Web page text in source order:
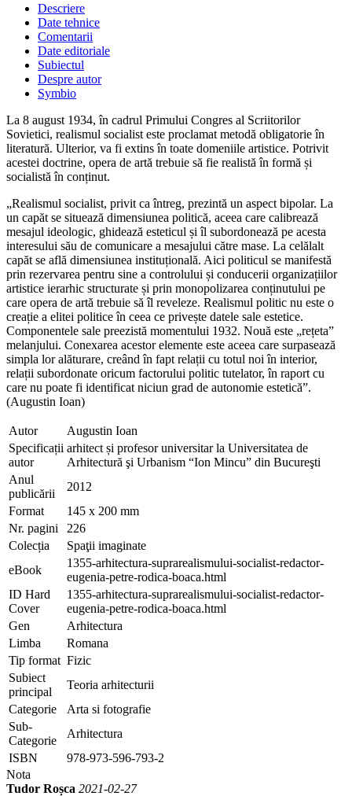
Descriere
Date tehnice
Comentarii
Date editoriale
Subiectul
Despre autor
Symbio
La 8 august 1934, în cadrul Primului Congres al Scriitorilor
Sovietici, realismul socialist este proclamat metodă obligatorie în
literatură. Ulterior, va fi extins în toate domeniile artistice. Potrivit
acestei doctrine, opera de artă trebuie să fie realistă în formă și
socialistă în conținut.
„Realismul socialist, privit ca întreg, prezintă un aspect bipolar. La
un capăt se situează dimensiunea politică, aceea care calibrează
mesajul ideologic, ghidează esteticul și îl subordonează pe acesta
interesului său de comunicare a mesajului către mase. La celălalt
capăt se află dimensiunea instituțională. Aici politicul se manifestă
prin rezervarea pentru sine a controlului și conducerii organizațiilor
artistice ierarhic structurate și prin monopolizarea conținutului pe
care opera de artă trebuie să îl reveleze. Realismul politic nu este o
creație a elitei politice în ceea ce privește datele sale estetice.
Componentele sale preezistă momentului 1932. Nouă este „rețeta”
melanjului. Conexarea acestor elemente este aceea care surpasează
simpla lor alăturare, creând în fapt relații cu totul noi în interior,
relații subordonate oricum factorului politic tutelator, în raport cu
care nu poate fi identificat niciun grad de autonomie estetică”.
(Augustin Ioan)
Autor
Augustin Ioan
Specificații
autor
arhitect și profesor universitar la Universitatea de
Arhitectură şi Urbanism “Ion Mincu” din Bucureşti
Anul
publicării
2012
Format
145 x 200 mm
Nr. pagini
226
Colecția
Spaţii imaginate
eBook
1355-arhitectura-suprarealismului-socialist-redactor-
eugenia-petre-rodica-boaca.html
ID Hard
Cover
1355-arhitectura-suprarealismului-socialist-redactor-
eugenia-petre-rodica-boaca.html
Gen
Arhitectura
Limba
Romana
Tip format Fizic
Subiect
principal
Teoria arhitecturii
Categorie
Arta si fotografie
Sub-
Categorie
Arhitectura
ISBN
978-973-596-793-2
Nota
Tudor Roșca 2021-02-27